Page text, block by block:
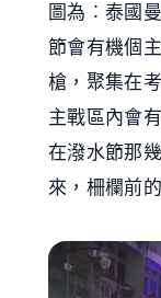
圖為︰泰國
節會有機個
槍，聚集在
主戰區內會
在潑水節那
來，柵欄前